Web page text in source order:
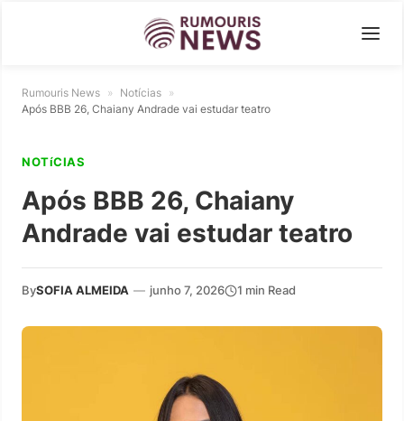
Rumouris News » Notícias »
Após BBB 26, Chaiany Andrade vai estudar teatro
NOTíCIAS
Após BBB 26, Chaiany
Andrade vai estudar teatro
BySOFIA ALMEIDA — junho 7, 2026 1 min Read